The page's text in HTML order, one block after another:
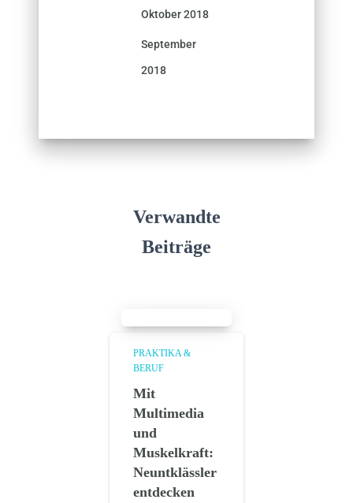
Oktober 2018
September
2018
Verwandte
Beiträge
PRAKTIKA &
BERUF
Mit
Multimedia
und
Muskelkraft:
Neuntklässler
entdecken